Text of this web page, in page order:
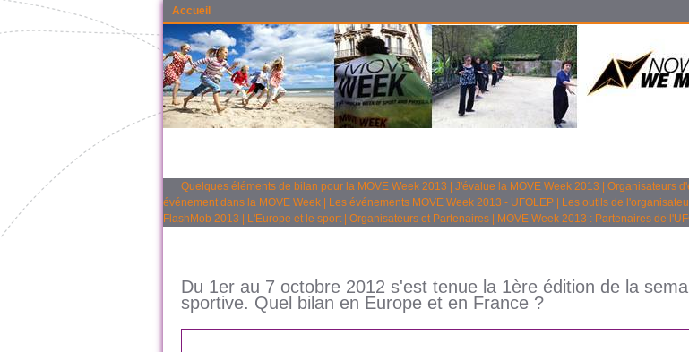
Accueil
Quelques éléments de bilan pour la MOVE Week 2013 J'évalue la MOVE Week 2013 Organisateurs
événement dans la MOVE Week
Les événements MOVE Week 2013 - UFOLEP Les outils de
FlashMob 2013
L'Europe et le sport| Organisateurs et Partenaires MOVE Week 2013 : Partenaires de
Du 1er au 7 octobre 2012 s'est tenue la 1ère édition de la
sportive. Quel bilan en Europe et en France ?